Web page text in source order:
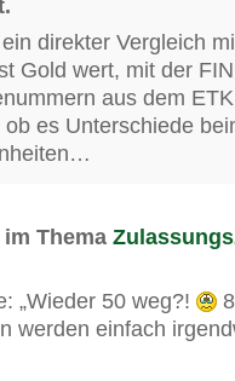
direkter Vergleich
Gold wert, mit der
aus dem
es Unterschiede
Thema
„Wieder 50 weg?!
werden einfach